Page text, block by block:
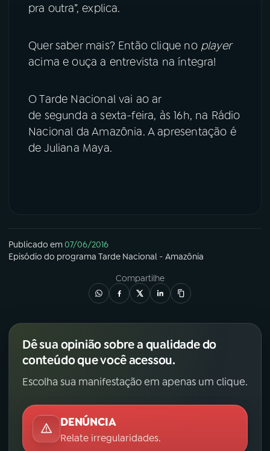
pra outra”, explica.
Quer saber mais? Então clique noplayer
acima e ouça a entrevista na íntegra!
O Tarde Nacional vai ao ar
de segunda a sexta-feira, às 16h, na Rádio
Nacional da Amazônia. A apresentação é
de Juliana Maya.
Publicado em07/06/2016
Episódio do programa Tarde Nacional - Amazônia
Compartilhe
Dê sua opinião sobre a qualidade do
conteúdo que você acessou.
Escolha sua manifestação em apenas um clique.
DENÚNCIA
Relate irregularidades.